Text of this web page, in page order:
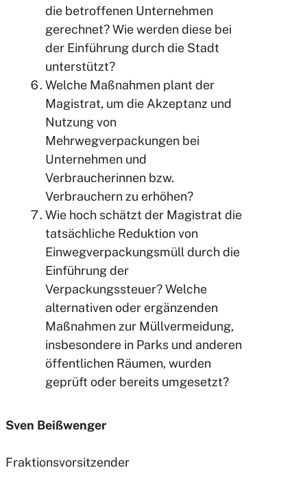
die betroffenen Unternehmen
gerechnet? Wie werden diese bei
der Einführung durch die Stadt
unterstützt?
Welche Maßnahmen plant der
Magistrat, um die Akzeptanz und
Nutzung von
Mehrwegverpackungen bei
Unternehmen und
Verbraucherinnen bzw.
Verbrauchern zu erhöhen?
Wie hoch schätzt der Magistrat die
tatsächliche Reduktion von
Einwegverpackungsmüll durch die
Einführung der
Verpackungssteuer? Welche
alternativen oder ergänzenden
Maßnahmen zur Müllvermeidung,
insbesondere in Parks und anderen
öffentlichen Räumen, wurden
geprüft oder bereits umgesetzt?
Sven Beißwenger
Fraktionsvorsitzender